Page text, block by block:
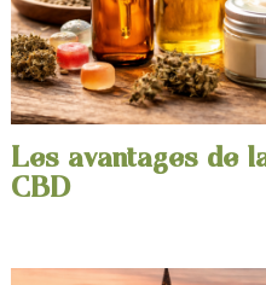
Les avantages de
CBD